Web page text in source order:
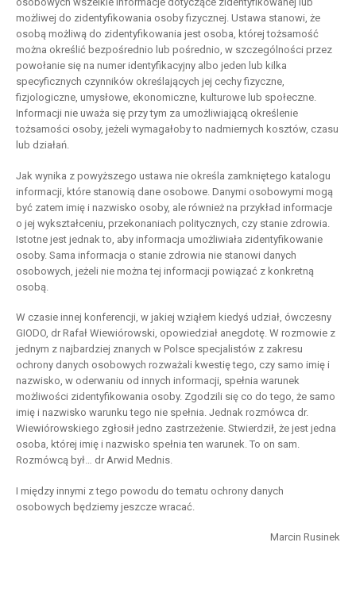
możliwej do zidentyfikowania osoby fizycznej. Ustawa stanowi, że
osobą możliwą do zidentyfikowania jest osoba, której tożsamość
można określić bezpośrednio lub pośrednio, w szczególności przez
powołanie się na numer identyfikacyjny albo jeden lub kilka
specyficznych czynników określających jej cechy fizyczne,
fizjologiczne, umysłowe, ekonomiczne, kulturowe lub społeczne.
Informacji nie uważa się przy tym za umożliwiającą określenie
tożsamości osoby, jeżeli wymagałoby to nadmiernych kosztów, czasu
lub działań.
Jak wynika z powyższego ustawa nie określa zamkniętego katalogu
informacji, które stanowią dane osobowe. Danymi osobowymi mogą
być zatem imię i nazwisko osoby, ale również na przykład informacje
o jej wykształceniu, przekonaniach politycznych, czy stanie zdrowia.
Istotne jest jednak to, aby informacja umożliwiała zidentyfikowanie
osoby. Sama informacja o stanie zdrowia nie stanowi danych
osobowych, jeżeli nie można tej informacji powiązać z konkretną
osobą.
W czasie innej konferencji, w jakiej wziąłem kiedyś udział, ówczesny
GIODO, dr Rafał Wiewiórowski, opowiedział anegdotę. W rozmowie z
jednym z najbardziej znanych w Polsce specjalistów z zakresu
ochrony danych osobowych rozważali kwestię tego, czy samo imię i
nazwisko, w oderwaniu od innych informacji, spełnia warunek
możliwości zidentyfikowania osoby. Zgodzili się co do tego, że samo
imię i nazwisko warunku tego nie spełnia. Jednak rozmówca dr.
Wiewiórowskiego zgłosił jedno zastrzeżenie. Stwierdził, że jest jedna
osoba, której imię i nazwisko spełnia ten warunek. To on sam.
Rozmówcą był… dr Arwid Mednis.
I między innymi z tego powodu do tematu ochrony danych
osobowych będziemy jeszcze wracać.
Marcin Rusinek